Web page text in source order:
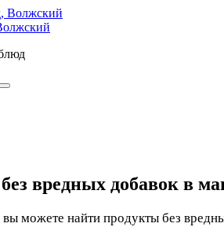
вредных добавок в
можете найти продукты без